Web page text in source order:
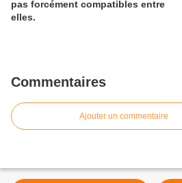
pas forcément compatibles entre
elles.
Commentaires
Ajouter un commentaire